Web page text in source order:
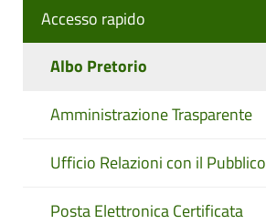
Accesso rapido
Albo Pretorio
Amministrazione Trasparente
Ufficio Relazioni con il Pubblico
Posta Elettronica Certificata